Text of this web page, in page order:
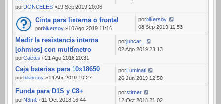
porDONCELES »19 Sep 2019 20:06
Cinta para linterna o frontal
porbikersoy »10 Ago 2019 11:16
porbikersoy
08 Sep 2019 11:53
Medir la resistencia interna
[ohmios] con multímetro
porCactus »21 Ago 2016 20:31
porjuncar_
02 Ago 2019 23:13
Caja baterias para 10x18650
porbikersoy »14 Abr 2019 10:27
por Luminati
26 Jun 2019 12:50
Funda para D1S y C8+
porN3m0 »11 Oct 2018 16:44
porstirner
12 Oct 2018 21:02